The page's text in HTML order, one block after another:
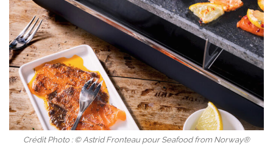
Crédit Photo : © Astrid Fronteau pour Seafood from Norway®